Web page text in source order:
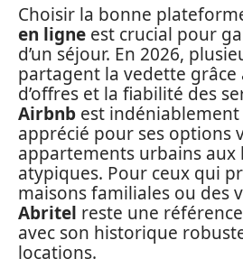
Choisir la bonne
en ligne est crucial pour
d’un séjour. En 2026,
partagent la vedette grâce
d’offres et la fiabilité des
Airbnb est indéniablement
apprécié pour ses options
appartements urbains aux
atypiques. Pour ceux qui
maisons familiales ou des
Abritel reste une
avec son historique
locations.